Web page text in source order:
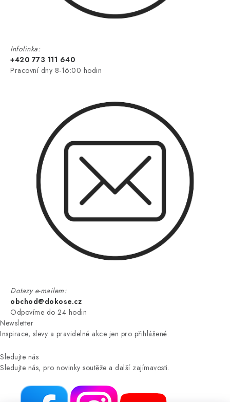
Infolinka:
+420 773 111 640
Pracovní dny 8-16:00 hodin
Dotazy e-mailem:
obchod@dokose.cz
Odpovíme do 24 hodin
Newsletter
Inspirace, slevy a pravidelné akce jen pro přihlášené.
Sledujte nás
Sledujte nás, pro novinky soutěže a další zajímavosti.